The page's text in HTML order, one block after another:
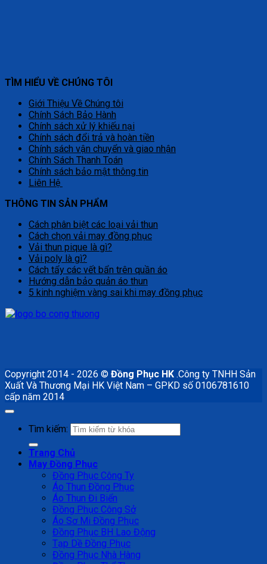
TÌM HIỂU VỀ CHÚNG TÔI
Giới Thiệu Về Chúng tôi
Chính Sách Bảo Hành
Chính sách xử lý khiếu nại
Chính sách đổi trả và hoàn tiền
Chính sách vận chuyển và giao nhận
Chính Sách Thanh Toán
Chính sách bảo mật thông tin
Liên Hệ
THÔNG TIN SẢN PHẨM
Cách phân biệt các loại vải thun
Cách chọn vải may đồng phục
Vải thun pique là gì?
Vải poly là gì?
Cách tẩy các vết bẩn trên quần áo
Hướng dẫn bảo quản áo thun
5 kinh nghiệm vàng sai khi may đồng phục
Copyright 2014 - 2026 © Đồng Phục HK .Công ty TNHH Sản
Xuất Và Thương Mại HK Việt Nam – GPKD số 0106781610
cấp năm 2014
Tìm kiếm:
Trang Chủ
May Đồng Phục
Đồng Phục Công Ty
Áo Thun Đồng Phục
Áo Thun Đi Biển
Đồng Phục Công Sở
Áo Sơ Mi Đồng Phục
Đồng Phục BH Lao Động
Tạp Dề Đồng Phục
Đồng Phục Nhà Hàng